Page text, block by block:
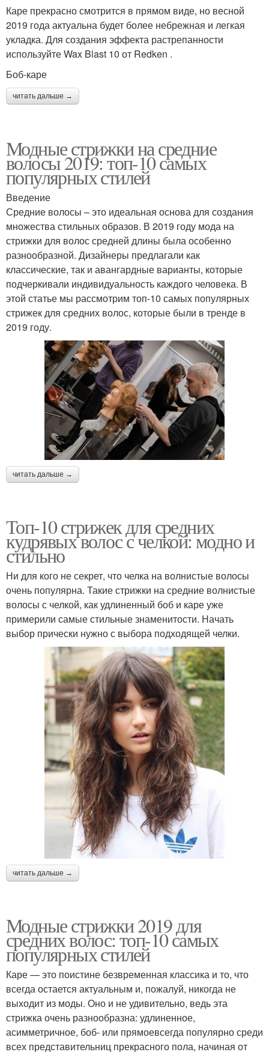
Каре прекрасно смотрится в прямом виде, но весной
2019 года актуальна будет более небрежная и легкая
укладка. Для создания эффекта растрепанности
используйте Wax Blast 10 от Redken .
Боб-каре
читать дальше →
Модные стрижки на средние
волосы 2019: топ-10 самых
популярных стилей
Введение
Средние волосы – это идеальная основа для создания
множества стильных образов. В 2019 году мода на
стрижки для волос средней длины была особенно
разнообразной. Дизайнеры предлагали как
классические, так и авангардные варианты, которые
подчеркивали индивидуальность каждого человека. В
этой статье мы рассмотрим топ-10 самых популярных
стрижек для средних волос, которые были в тренде в
2019 году.
читать дальше →
Топ-10 стрижек для средних
кудрявых волос с челкой: модно и
стильно
Ни для кого не секрет, что челка на волнистые волосы
очень популярна. Такие стрижки на средние волнистые
волосы с челкой, как удлиненный боб и каре уже
примерили самые стильные знаменитости. Начать
выбор прически нужно с выбора подходящей челки.
читать дальше →
Модные стрижки 2019 для
средних волос: топ-10 самых
популярных стилей
Каре — это поистине безвременная классика и то, что
всегда остается актуальным и, пожалуй, никогда не
выходит из моды. Оно и не удивительно, ведь эта
стрижка очень разнообразна: удлиненное,
асимметричное, боб- или прямоевсегда популярно среди
всех представительниц прекрасного пола, начиная от